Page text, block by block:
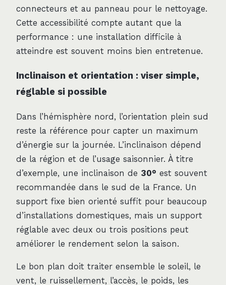
connecteurs et au panneau pour le nettoyage.
Cette accessibilité compte autant que la
performance : une installation difficile à
atteindre est souvent moins bien entretenue.
Inclinaison et orientation : viser simple,
réglable si possible
Dans l’hémisphère nord, l’orientation plein sud
reste la référence pour capter un maximum
d’énergie sur la journée. L’inclinaison dépend
de la région et de l’usage saisonnier. À titre
d’exemple, une inclinaison de 30° est souvent
recommandée dans le sud de la France. Un
support fixe bien orienté suffit pour beaucoup
d’installations domestiques, mais un support
réglable avec deux ou trois positions peut
améliorer le rendement selon la saison.
Le bon plan doit traiter ensemble le soleil, le
vent, le ruissellement, l’accès, le poids, les